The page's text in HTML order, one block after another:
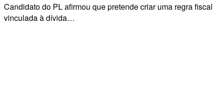
Candidato do PL afirmou que pretende criar uma regra fiscal
vinculada à dívida…